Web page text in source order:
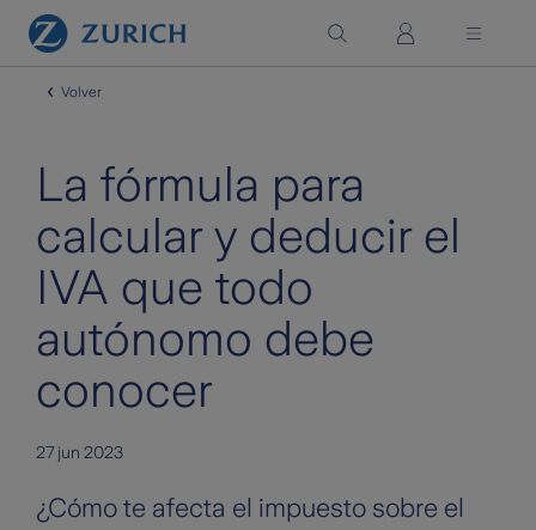
Saltar al contenido principal
Volver
La fórmula para
calcular y deducir el
IVA que todo
autónomo debe
conocer
27 jun 2023
¿Cómo te afecta el impuesto sobre el